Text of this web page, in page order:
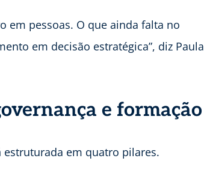
em pessoas. O que ainda falta no
em decisão estratégica”, diz Paula
e formação
estruturada em quatro pilares.